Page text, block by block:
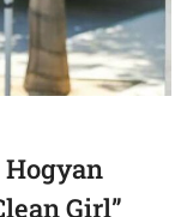
Girl”